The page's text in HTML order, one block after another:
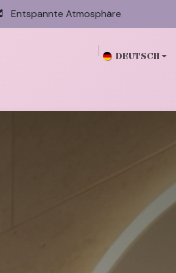
Entspannte Atmosphäre
DEUTSCH